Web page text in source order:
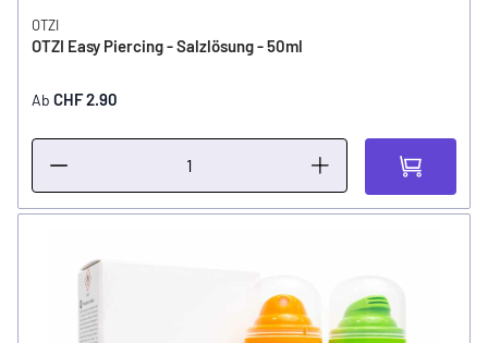
OTZI
OTZI Easy Piercing - Salzlösung - 50ml
Ab CHF 2.90